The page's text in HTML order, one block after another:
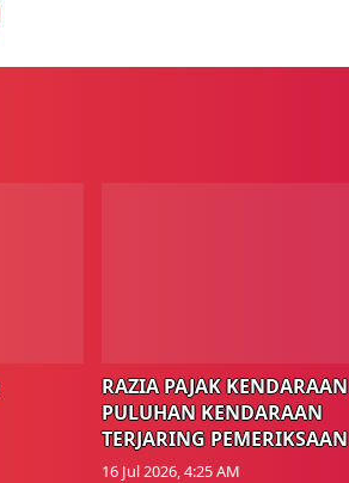
RAZIA PAJAK KENDARAAN
PULUHAN KENDARAAN
TERJARING PEMERIKSAAN
16 Jul 2026, 4:25 AM